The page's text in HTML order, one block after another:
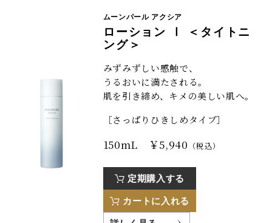
ムーンパール アクシア
ローション Ⅰ ＜タイトニ
ング＞
みずみずしい感触で、
うるおいに満たされる。
肌を引き締め、キメの美しい肌へ。
［さっぱりひきしめタイプ］
150mL ￥5,940 （税込）
定期購入する
カートに入れる